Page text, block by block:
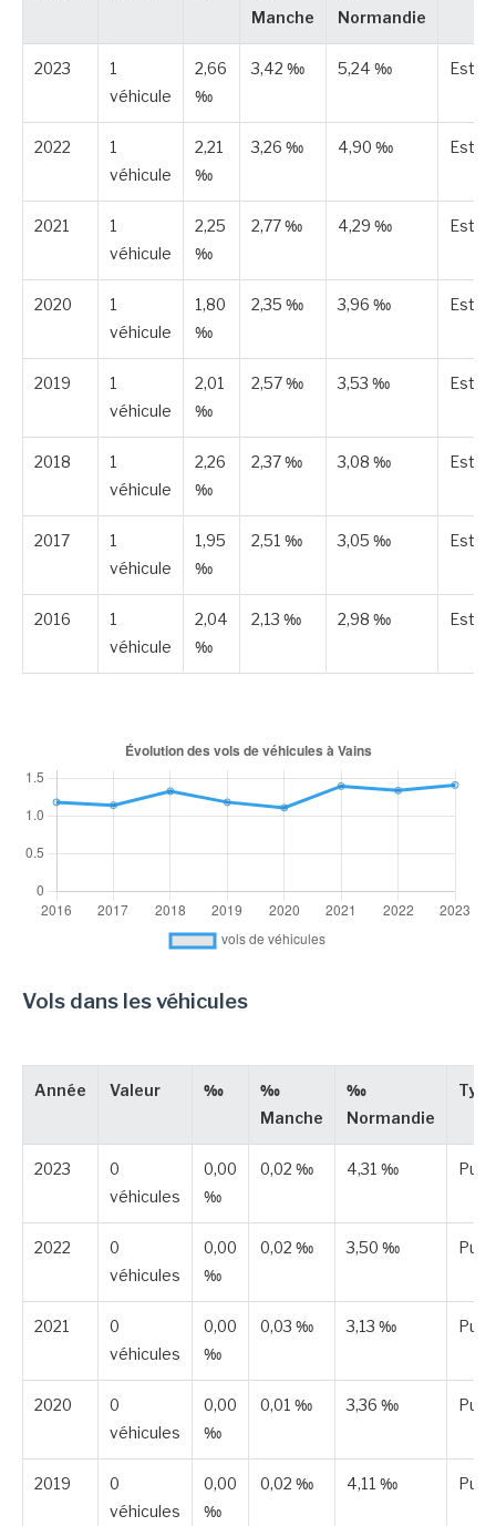
Manche
Normandie
2023
1
véhicule
2,66
‰
3,42 ‰ 5,24 ‰
2022
1
véhicule
2,21
‰
3,26 ‰ 4,90 ‰
2021
1
véhicule
2,25
‰
2,77 ‰ 4,29 ‰
2020
1
véhicule
1,80
‰
2,35 ‰ 3,96 ‰
2019
1
véhicule
2,01
‰
2,57 ‰ 3,53 ‰
2018
1
véhicule
2,26
‰
2,37 ‰ 3,08 ‰
2017
1
véhicule
1,95
‰
2,51 ‰ 3,05 ‰
2016
1
véhicule
2,04
‰
2,13 ‰ 2,98 ‰
Vols dans les véhicules
Année Valeur ‰
‰
Manche
‰
Normandie
Type
2023
0
véhicules
0,00
‰
0,02 ‰ 4,31 ‰
2022
0
véhicules
0,00
‰
0,02 ‰ 3,50 ‰
2021
0
véhicules
0,00
‰
0,03 ‰ 3,13 ‰
2020
0
véhicules
0,00
‰
0,01 ‰ 3,36 ‰
2019
0
véhicules
0,00
‰
0,02 ‰ 4,11 ‰